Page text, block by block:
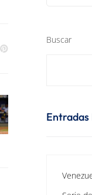
Buscar
Entradas